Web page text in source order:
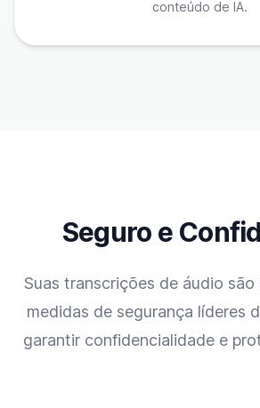
conteúdo de IA.
Seguro e
Suas transcrições de áudio
medidas de segurança líderes
garantir confidencialidade e